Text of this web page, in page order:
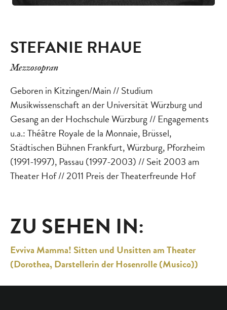
STEFANIE RHAUE
Mezzosopran
Geboren in Kitzingen/Main // Studium
Musikwissenschaft an der Universität Würzburg und
Gesang an der Hochschule Würzburg // Engagements
u.a.: Théâtre Royale de la Monnaie, Brüssel,
Städtischen Bühnen Frankfurt, Würzburg, Pforzheim
(1991-1997), Passau (1997-2003) // Seit 2003 am
Theater Hof // 2011 Preis der Theaterfreunde Hof
ZU SEHEN IN:
Evviva Mamma! Sitten und Unsitten am Theater
(Dorothea, Darstellerin der Hosenrolle (Musico))